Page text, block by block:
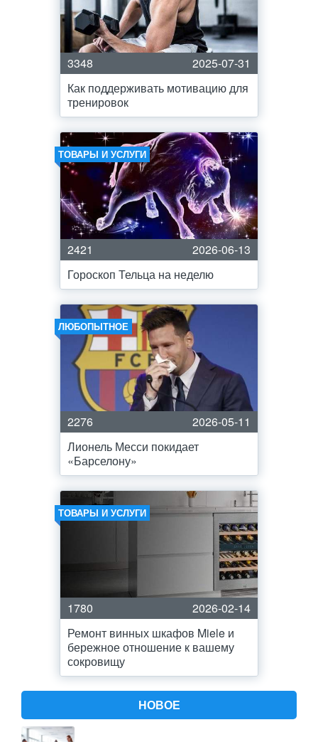
3348
2025-07-31
Как поддерживать мотивацию для
тренировок
ТОВАРЫ И УСЛУГИ
2421
2026-06-13
Гороскоп Тельца на неделю
ЛЮБОПЫТНОЕ
2276
2026-05-11
Лионель Месси покидает
«Барселону»
ТОВАРЫ И УСЛУГИ
1780
2026-02-14
Ремонт винных шкафов Miele и
бережное отношение к вашему
сокровищу
НОВОЕ